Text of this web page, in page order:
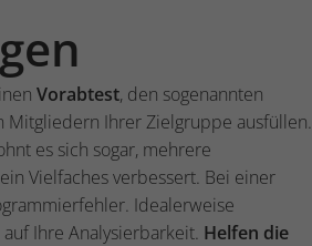
Vorabtest, den sogenannten
Mitgliedern Ihrer Zielgruppe ausfüllen.
es sich sogar, mehrere
Vielfaches verbessert. Bei einer
Idealerweise
Ihre Analysierbarkeit. Helfen die